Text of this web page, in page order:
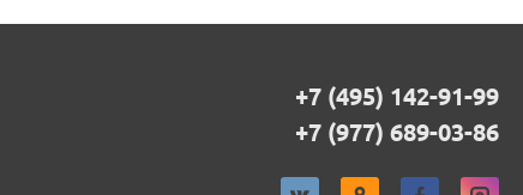
+7 (495) 142-91-99
+7 (977) 689-03-86